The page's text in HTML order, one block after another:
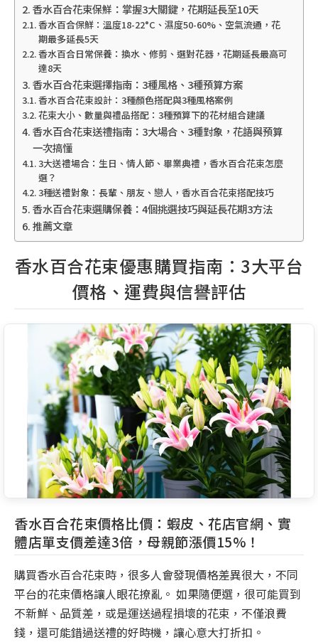
香水百合花束保鮮：掌握3大關鍵，花期延長至10天
香水百合保鮮：溫度18-22°C、濕度50-60%、空氣流通，花
期最多延長5天
香水百合日常保養：換水、修剪、選對花器，花期延長最高可
達8天
香水百合花束選擇指南：3種風格、3種預算方案
香水百合花束設計：3種顏色搭配與3種風格案例
花束大小、數量與禮品搭配：3種預算下的花材組合建議
香水百合花束送禮指南：3大場合、3種對象，花語與預算
一次搞懂
3大送禮場合：生日、情人節、畢業典禮，香水百合花束怎麼
選？
3種送禮對象：長輩、朋友、戀人，香水百合花束搭配技巧
香水百合花束選購保養：4個挑選技巧與延長花期3方法
推薦文章
香水百合花束優惠購買指南：3大平台
價格、運費與信譽評估
香水百合花束價格比價：蝦皮、花店官網、實
體店單支價差達3倍，母親節漲價15%！
購買香水百合花束時，很多人會發現價格差異很大，不同
平台的花束價格讓人眼花撩亂。 如果隨便選，很可能買到
不新鮮、品質差，或是運送過程損壞的花束，不僅浪費
錢，還可能錯過送禮的好時機，讓心意大打折扣。